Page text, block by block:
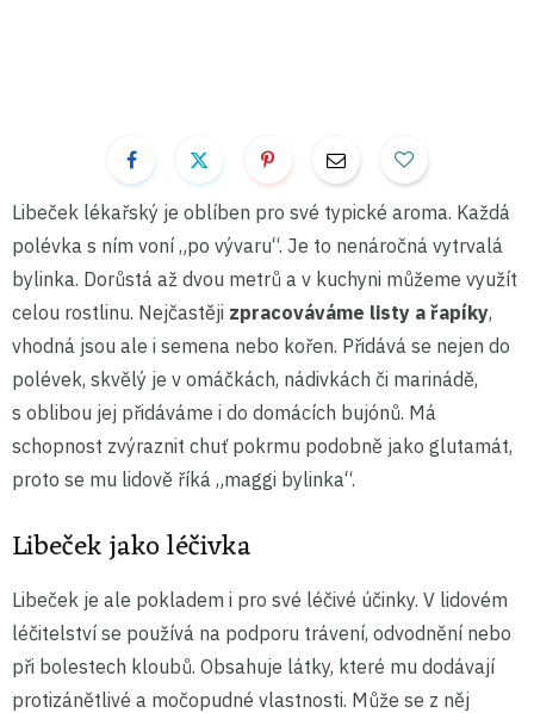
Libeček lékařský je oblíben pro své typické aroma. Každá
polévka s ním voní „po vývaru“. Je to nenáročná vytrvalá
bylinka. Dorůstá až dvou metrů a v kuchyni můžeme využít
celou rostlinu. Nejčastěji zpracováváme listy a řapíky,
vhodná jsou ale i semena nebo kořen. Přidává se nejen do
polévek, skvělý je v omáčkách, nádivkách či marinádě,
s oblibou jej přidáváme i do domácích bujónů. Má
schopnost zvýraznit chuť pokrmu podobně jako glutamát,
proto se mu lidově říká „maggi bylinka“.
Libeček jako léčivka
Libeček je ale pokladem i pro své léčivé účinky. V lidovém
léčitelství se používá na podporu trávení, odvodnění nebo
při bolestech kloubů. Obsahuje látky, které mu dodávají
protizánětlivé a močopudné vlastnosti. Může se z něj